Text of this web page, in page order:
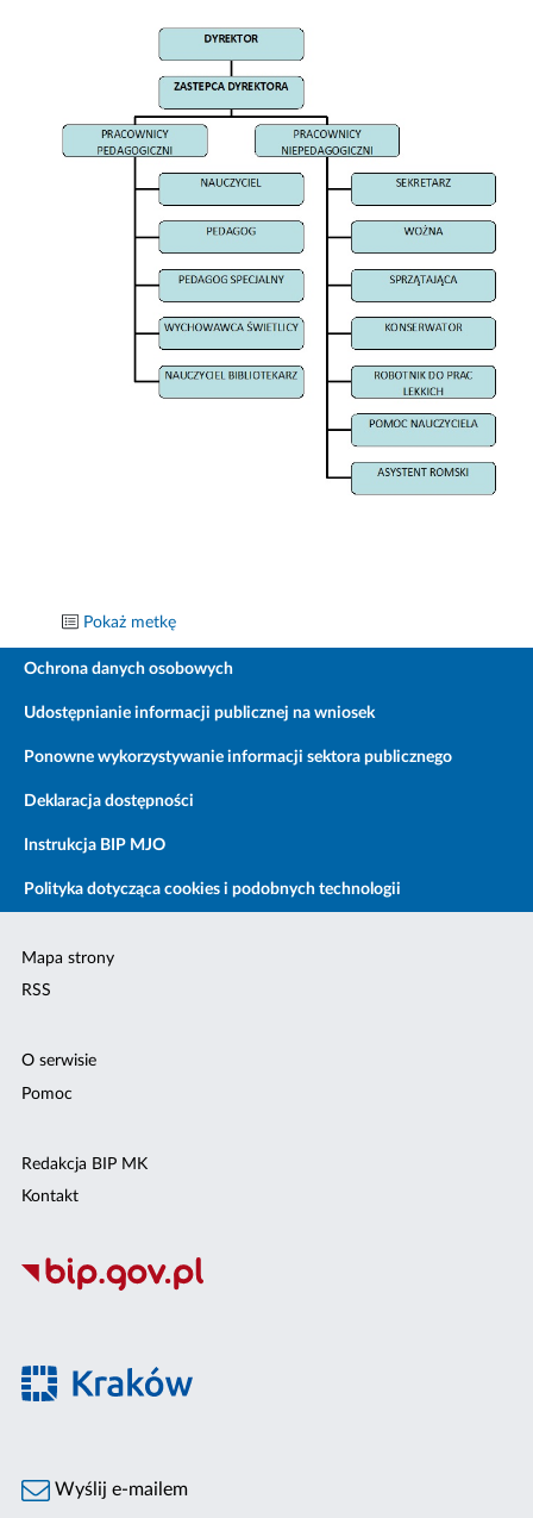
Pokaż metkę
Ochrona danych osobowych
Udostępnianie informacji publicznej na wniosek
Ponowne wykorzystywanie informacji sektora publicznego
Deklaracja dostępności
Instrukcja BIP MJO
Polityka dotycząca cookies i podobnych technologii
Mapa strony
RSS
O serwisie
Pomoc
Redakcja BIP MK
Kontakt
Wyślij e-mailem